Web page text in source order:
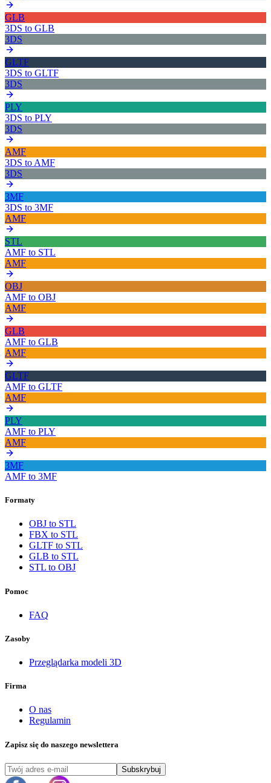
GLB
3DS to GLB
3DS
GLTF
3DS to GLTF
3DS
PLY
3DS to PLY
3DS
AMF
3DS to AMF
3DS
3MF
3DS to 3MF
AMF
STL
AMF to STL
AMF
OBJ
AMF to OBJ
AMF
GLB
AMF to GLB
AMF
GLTF
AMF to GLTF
AMF
PLY
AMF to PLY
AMF
3MF
AMF to 3MF
Formaty
OBJ to STL
FBX to STL
GLTF to STL
GLB to STL
STL to OBJ
Pomoc
FAQ
Zasoby
Przeglądarka modeli 3D
Firma
O nas
Regulamin
Zapisz się do naszego newslettera
Subskrybuj